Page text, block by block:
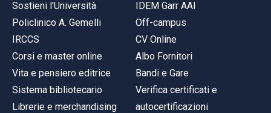
Sostieni l'Università
Policlinico A. Gemelli
IRCCS
Corsi e master online
Vita e pensiero editrice
Sistema bibliotecario
Librerie e merchandising
IDEM Garr AAI
Off-campus
CV Online
Albo Fornitori
Bandi e Gare
Verifica certificati e
autocertificazioni